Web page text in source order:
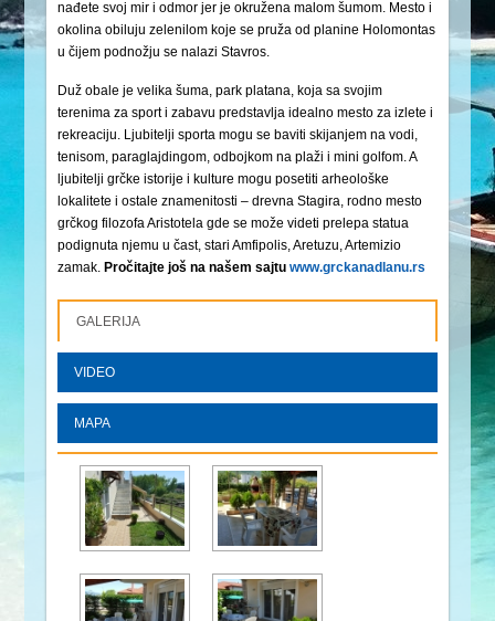
nađete svoj mir i odmor jer je okružena malom šumom. Mesto i
okolina obiluju zelenilom koje se pruža od planine Holomontas
u čijem podnožju se nalazi Stavros.
Duž obale je velika šuma, park platana, koja sa svojim
terenima za sport i zabavu predstavlja idealno mesto za izlete i
rekreaciju. Ljubitelji sporta mogu se baviti skijanjem na vodi,
tenisom, paraglajdingom, odbojkom na plaži i mini golfom. A
ljubitelji grčke istorije i kulture mogu posetiti arheološke
lokalitete i ostale znamenitosti – drevna Stagira, rodno mesto
grčkog filozofa Aristotela gde se može videti prelepa statua
podignuta njemu u čast, stari Amfipolis, Aretuzu, Artemizio
zamak. Pročitajte još na našem sajtuwww.grckanadlanu.rs
GALERIJA
VIDEO
MAPA